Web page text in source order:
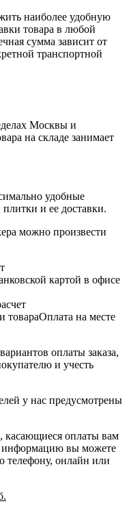
наиболее удобную
товара в любой
сумма зависит от
транспортной
Москвы и
на складе занимает
удобные
и ее доставки.
можно произвести
картой в офисе
Оплата на месте
оплаты заказа,
и учесть
у нас предусмотрены
оплаты вам
информацию вы можете
онлайн или